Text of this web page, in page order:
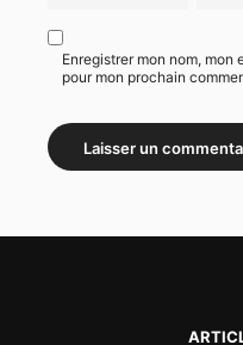
Enregistrer mon nom,
pour mon prochain